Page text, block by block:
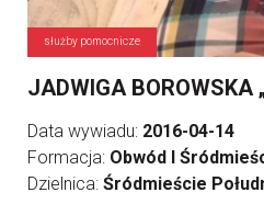
służby pomocnicze
JADWIGA BOROWSKA
Data wywiadu: 2016-04-14
Formacja: Obwód I
Dzielnica: Śródmieście